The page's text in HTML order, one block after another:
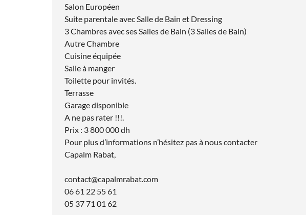
Salon Européen
Suite parentale avec Salle de Bain et Dressing
3 Chambres avec ses Salles de Bain (3 Salles de Bain)
Autre Chambre
Cuisine équipée
Salle à manger
Toilette pour invités.
Terrasse
Garage disponible
A ne pas rater !!!.
Prix : 3 800 000 dh
Pour plus d’informations n’hésitez pas à nous contacter
Capalm Rabat,
contact@capalmrabat.com
06 61 22 55 61
05 37 71 01 62